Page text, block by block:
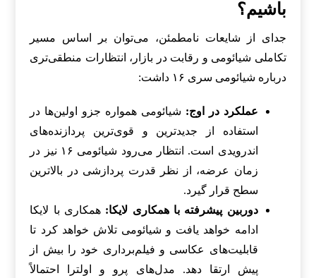
باشیم؟
جدای از شایعات نامطمئن، می‌توان بر اساس مسیر
تکاملی شیائومی و رقابت در بازار، انتظارات منطقی‌تری
درباره شیائومی سری ۱۶ داشت:
عملکرد در اوج: شیائومی همواره جزو اولین‌ها در
استفاده از جدیدترین و قوی‌ترین پردازنده‌های
اندرویدی است. انتظار می‌رود شیائومی ۱۶ نیز در
زمان عرضه، از نظر قدرت پردازشی در بالاترین
سطح قرار گیرد.
دوربین پیشرفته با همکاری لایکا: همکاری با لایکا
ادامه خواهد یافت و شیائومی تلاش خواهد کرد تا
قابلیت‌های عکاسی و فیلم‌برداری خود را بیش از
پیش ارتقا دهد. مدل‌های پرو و اولترا احتمالاً